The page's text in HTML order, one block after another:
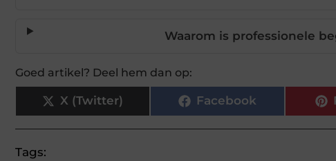
Waarom is professionele
Goed artikel? Deel hem dan op:
X (Twitter) Facebook
Tags: